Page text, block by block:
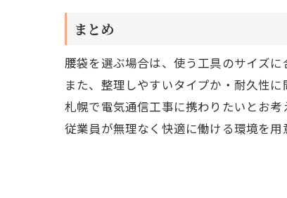
まとめ
腰袋を選ぶ場合は、使う工具のサイズに
また、整理しやすいタイプか・耐久性
札幌で電気通信工事に携わりたいとお
従業員が無理なく快適に働ける環境を